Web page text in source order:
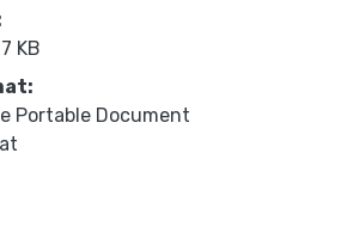
KB
Portable Document